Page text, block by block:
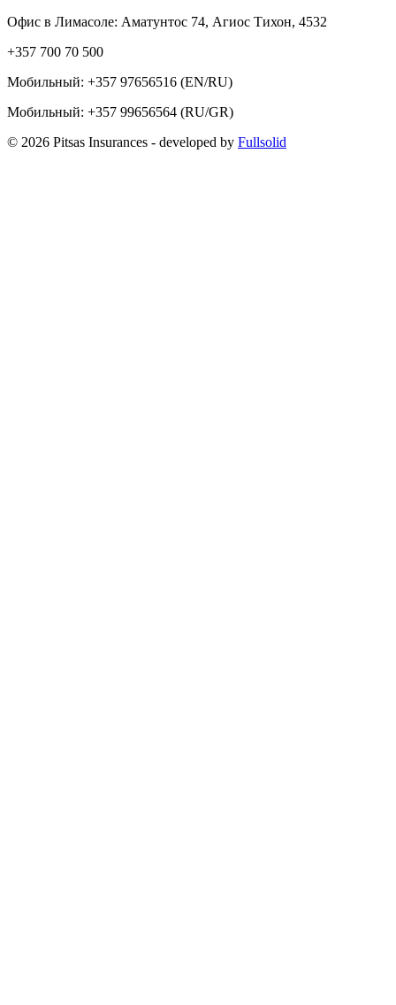
Офис в Лимасоле: Аматунтос 74, Агиос Тихон, 4532
+357 700 70 500
Мобильный: +357 97656516 (EN/RU)
Мобильный: +357 99656564 (RU/GR)
© 2026 Pitsas Insurances - developed by Fullsolid